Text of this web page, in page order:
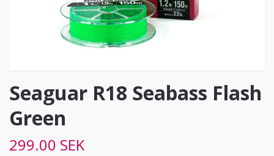
Seaguar R18 Seabass Flash
Green
299.00 SEK